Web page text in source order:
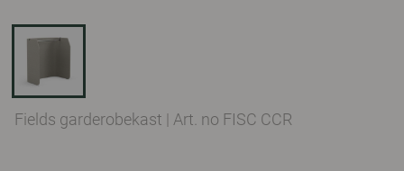
Fields garderobekast | Art. no FISC CCR